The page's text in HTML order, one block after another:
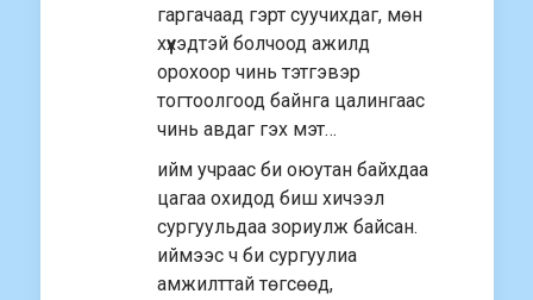
гаргачаад гэрт суучихдаг, мөн
хүүхэдтэй болчоод ажилд
орохоор чинь тэтгэвэр
тогтоолгоод байнга цалингаас
чинь авдаг гэх мэт…
ийм учраас би оюутан байхдаа
цагаа охидод биш хичээл
сургуульдаа зориулж байсан.
иймээс ч би сургуулиа
амжилттай төгсөөд,